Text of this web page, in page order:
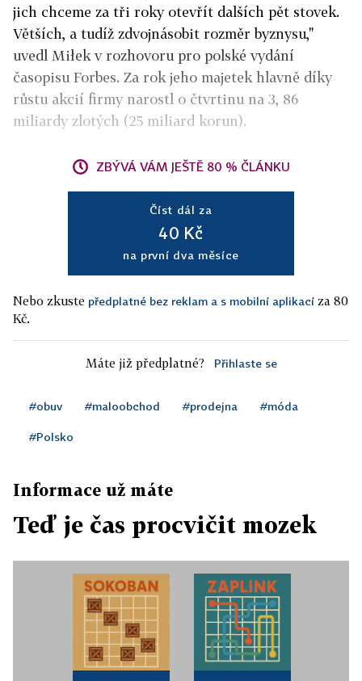
jich chceme za tři roky otevřít dalších pět stovek.
Větších, a tudíž zdvojnásobit rozměr byznysu,"
uvedl Miłek v rozhovoru pro polské vydání
časopisu Forbes. Za rok jeho majetek hlavně díky
růstu akcií firmy narostl o čtvrtinu na 3, 86
miliardy zlotých (25 miliard korun).
ZBÝVÁ VÁM JEŠTĚ 80 % ČLÁNKU
Číst dál za
40 Kč
na první dva měsíce
Nebo zkuste předplatné bez reklam a s mobilní aplikací za 80
Kč.
Máte již předplatné? Přihlaste se
#obuv #maloobchod #prodejna #móda
#Polsko
Informace už máte
Teď je čas procvičit mozek